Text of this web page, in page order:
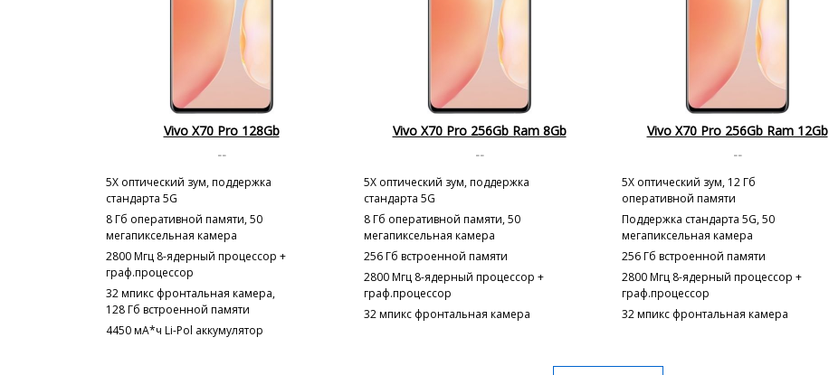
Vivo X70 Pro 128Gb
--
5X оптический зум, поддержка
стандарта 5G
8 Гб оперативной памяти, 50
мегапиксельная камера
2800 Мгц 8-ядерный процессор +
граф.процессор
32 мпикс фронтальная камера,
128 Гб встроенной памяти
4450 мА*ч Li-Pol аккумулятор
Vivo X70 Pro 256Gb Ram 8Gb
--
5X оптический зум, поддержка
стандарта 5G
8 Гб оперативной памяти, 50
мегапиксельная камера
256 Гб встроенной памяти
2800 Мгц 8-ядерный процессор +
граф.процессор
32 мпикс фронтальная камера
Vivo X70 Pro 256Gb Ram 12Gb
--
5X оптический зум, 12 Гб
оперативной памяти
Поддержка стандарта 5G, 50
мегапиксельная камера
256 Гб встроенной памяти
2800 Мгц 8-ядерный процессор +
граф.процессор
32 мпикс фронтальная камера